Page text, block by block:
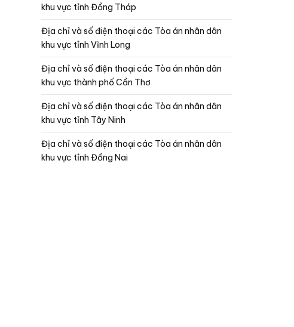
khu vực tỉnh Đồng Tháp
Địa chỉ và số điện thoại các Tòa án nhân dân
khu vực tỉnh Vĩnh Long
Địa chỉ và số điện thoại các Tòa án nhân dân
khu vực thành phố Cần Thơ
Địa chỉ và số điện thoại các Tòa án nhân dân
khu vực tỉnh Tây Ninh
Địa chỉ và số điện thoại các Tòa án nhân dân
khu vực tỉnh Đồng Nai